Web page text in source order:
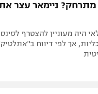
ישראל
ליגה
ניימאר עצר
היה מעוניין להצטרף
אך לפי דיווח